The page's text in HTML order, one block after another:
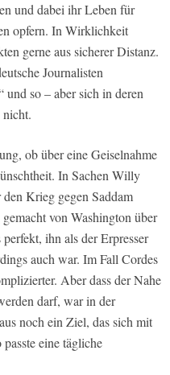
und dabei ihr Leben für
opfern. In Wirklichkeit
gerne aus sicherer Distanz.
Journalisten
und so – aber sich in deren
nicht.
ob über eine Geiselnahme
In Sachen Willy
Krieg gegen Saddam
von Washington über
ihn als der Erpresser
auch war. Im Fall Cordes
Aber dass der Nahe
darf, war in der
noch ein Ziel, das sich mit
eine tägliche